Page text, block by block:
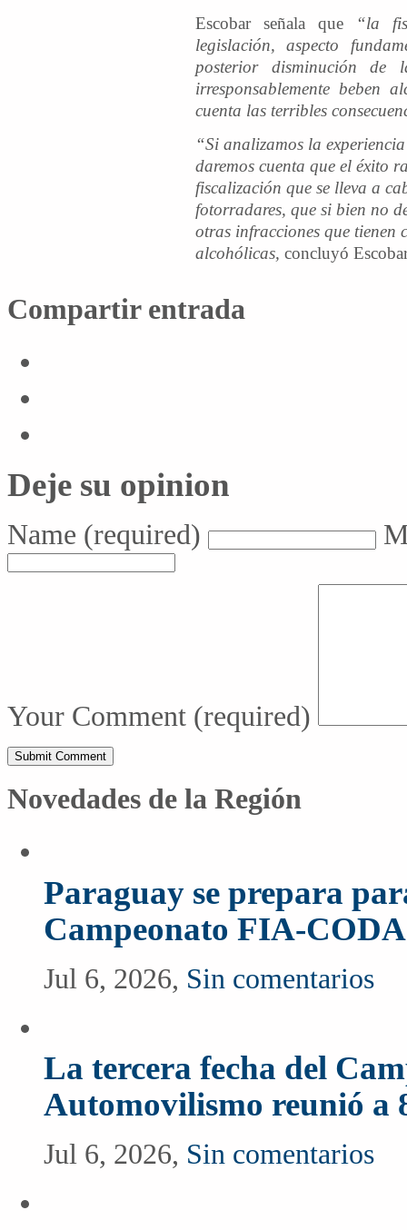
Escobar señala que “la
legislación, aspecto
posterior disminución de
irresponsablemente beben
cuenta las terribles
“Si analizamos la
daremos cuenta que el éxito
fiscalización que se lleva a
fotorradares, que si bien no
otras infracciones que tienen
alcohólicas, concluyó
Compartir entrada
Deje su opinion
Name (required)
Your Comment (required)
Novedades de la Región
Paraguay se prepara
Campeonato FIA-
Jul 6, 2026, Sin comentarios
La tercera fecha del
Automovilismo reunió a
Jul 6, 2026, Sin comentarios